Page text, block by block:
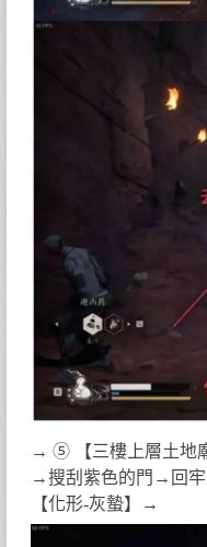
→ ⑤ 【三樓上層土地
→搜刮紫色的門→回牢
【化形-灰蟄】→